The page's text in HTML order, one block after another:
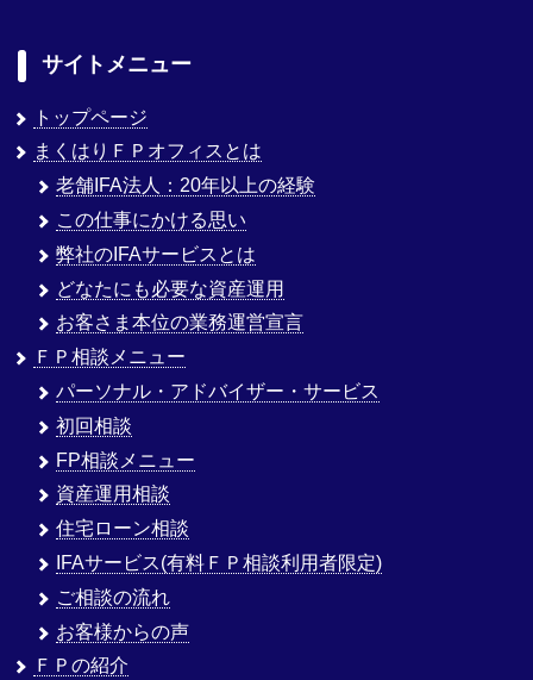
サイトメニュー
トップページ
まくはりＦＰオフィスとは
老舗IFA法人：20年以上の経験
この仕事にかける思い
弊社のIFAサービスとは
どなたにも必要な資産運用
お客さま本位の業務運営宣言
ＦＰ相談メニュー
パーソナル・アドバイザー・サービス
初回相談
FP相談メニュー
資産運用相談
住宅ローン相談
IFAサービス(有料ＦＰ相談利用者限定)
ご相談の流れ
お客様からの声
ＦＰの紹介